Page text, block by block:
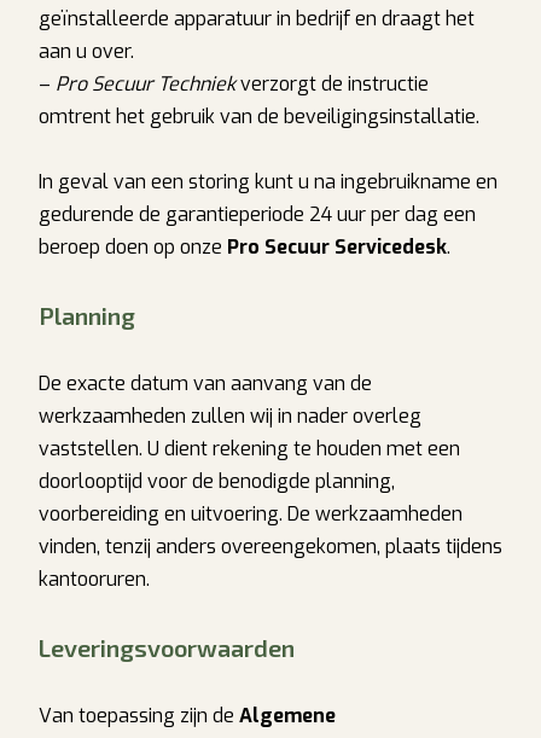
geïnstalleerde apparatuur in bedrijf en draagt het
aan u over.
– Pro Secuur Techniekverzorgt de instructie
omtrent het gebruik van de beveiligingsinstallatie.
In geval van een storing kunt u na ingebruikname en
gedurende de garantieperiode 24 uur per dag een
beroep doen op onze Pro Secuur Servicedesk.
Planning
De exacte datum van aanvang van de
werkzaamheden zullen wij in nader overleg
vaststellen. U dient rekening te houden met een
doorlooptijd voor de benodigde planning,
voorbereiding en uitvoering. De werkzaamheden
vinden, tenzij anders overeengekomen, plaats tijdens
kantooruren.
Leveringsvoorwaarden
Van toepassing zijn de Algemene